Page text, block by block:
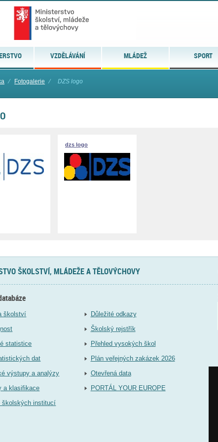
VZDĚLÁVÁNÍ MLÁDEŽ SPORT
⁄ Fotogalerie ⁄ DZS logo
dzs logo
ŠKOLSTVÍ, MLÁDEŽE A TĚLOVÝCHOVY
školství
statistice
dat
výstupy a analýzy
a klasifikace
školských institucí
Důležité odkazy
Školský rejstřík
Přehled vysokých škol
Plán veřejných zakázek 2026
Otevřená data
PORTÁL YOUR EUROPE